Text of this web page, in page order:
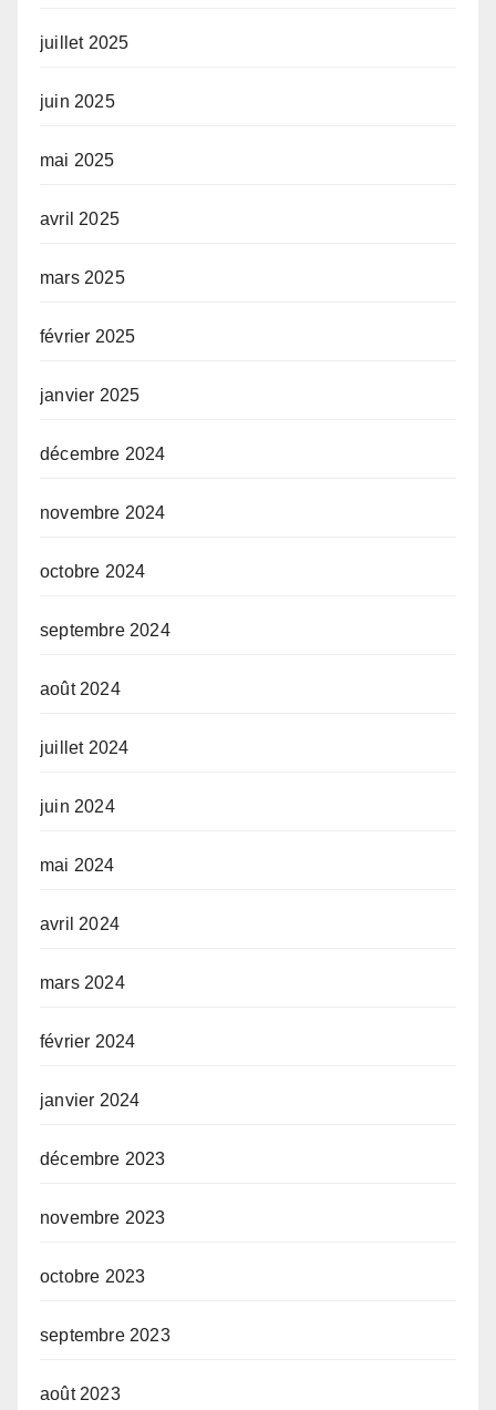
juillet 2025
juin 2025
mai 2025
avril 2025
mars 2025
février 2025
janvier 2025
décembre 2024
novembre 2024
octobre 2024
septembre 2024
août 2024
juillet 2024
juin 2024
mai 2024
avril 2024
mars 2024
février 2024
janvier 2024
décembre 2023
novembre 2023
octobre 2023
septembre 2023
août 2023